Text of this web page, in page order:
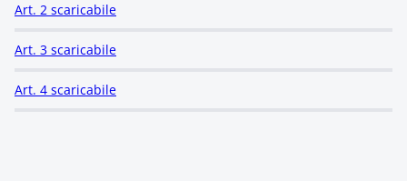
Art. 2 scaricabile
Art. 3 scaricabile
Art. 4 scaricabile